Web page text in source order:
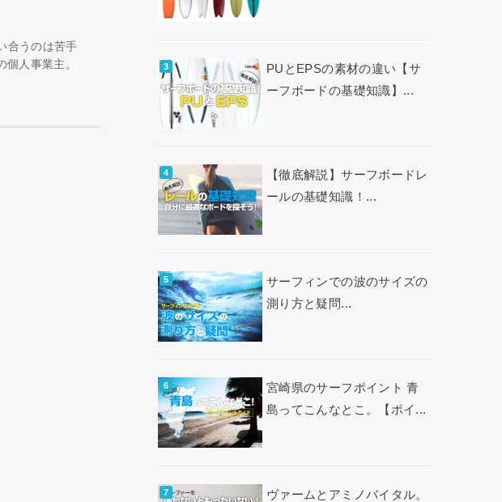
合うのは苦手
人事業主。
PUとEPSの素材の違い【サ
ーフボードの基礎知識】...
【徹底解説】サーフボードレ
ールの基礎知識！...
サーフィンでの波のサイズの
測り方と疑問...
宮崎県のサーフポイント 青
島ってこんなとこ。【ポイ...
ヴァームとアミノバイタル。